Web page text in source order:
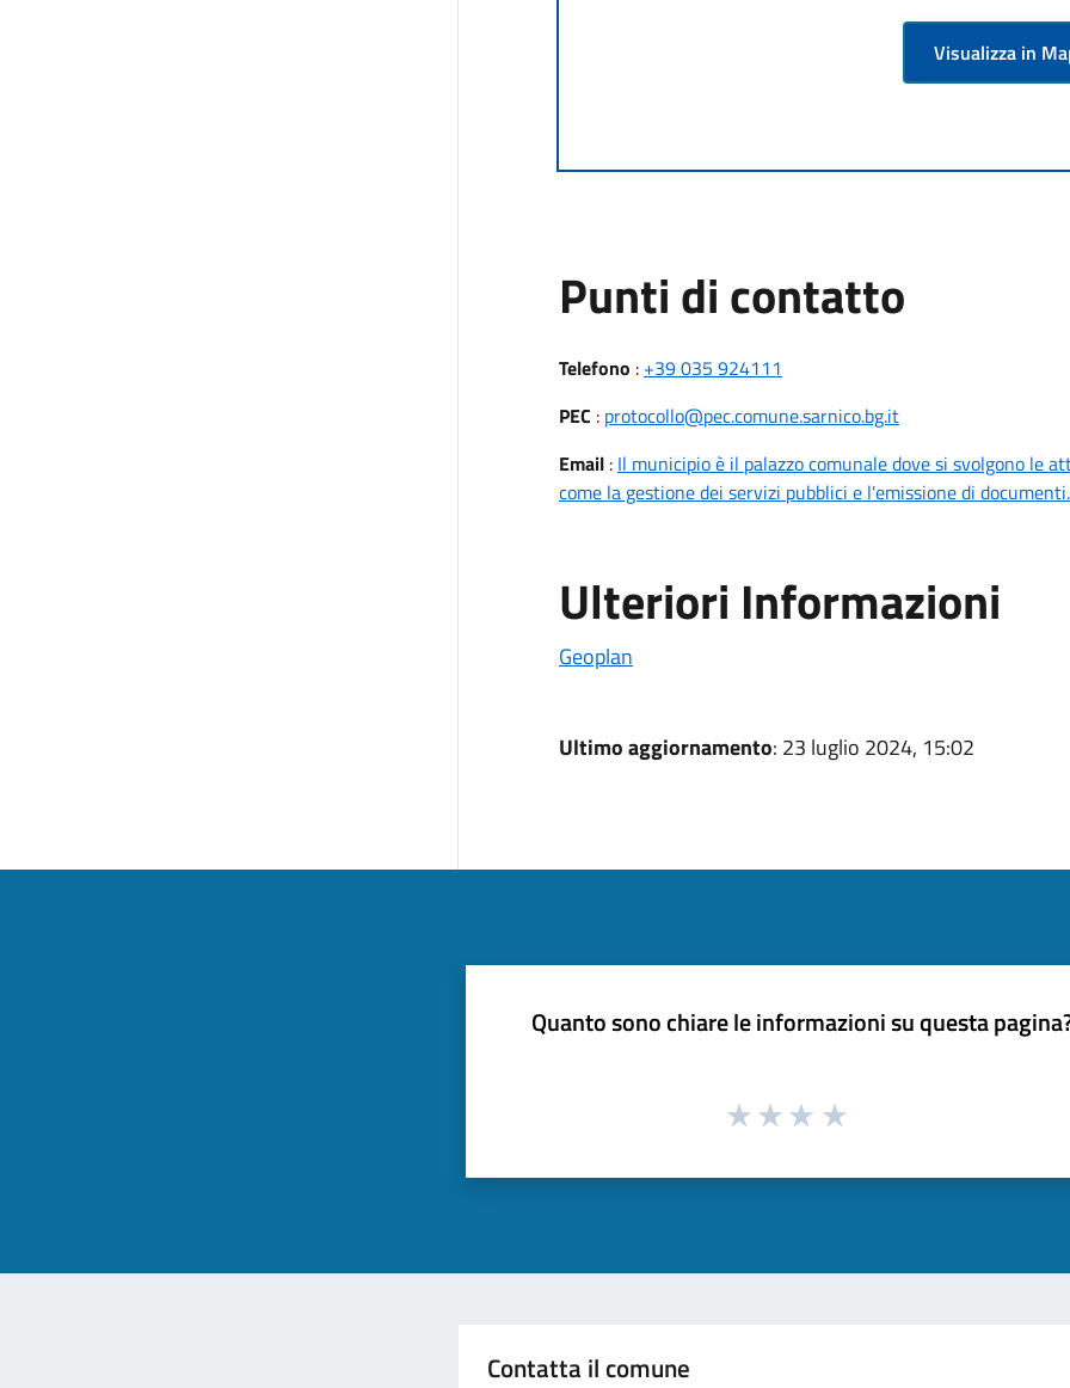
Visualizza in
Punti di contatto
Telefono : +39 035 924111
PEC : protocollo@pec.comune.sarnico.bg.it
Email: Il municipio è il palazzo comunale dove si svolgono le
come la gestione dei servizi pubblici e l'emissione di documenti.
Ulteriori Informazioni
Geoplan
Ultimo aggiornamento: 23 luglio 2024, 15:02
Quanto sono chiare le informazioni su questa
Contatta il comune